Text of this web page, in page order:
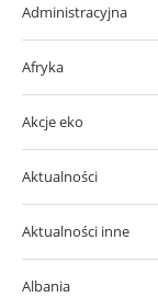
Administracyjna
Afryka
Akcje eko
Aktualności
Aktualności inne
Albania